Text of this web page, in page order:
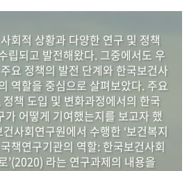
는 연구 역사
연구자들
물 행정박물 영상 기록물
회적 상황과 다양한 연구 및 정책
립되고 발전해왔다. 그중에서도 우
요 정책의 발전 단계와 한국보건사
역할을 중심으로 살펴보았다. 주요
책 도입 및 변화과정에서의 한국
어떻게 기여했는지를 보고자 했
사회연구원에서 수행한 ‘보건복지
책연구기관의 역할: 한국보건사회
’(2020) 라는 연구과제의 내용을